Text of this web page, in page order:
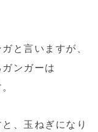
と言いますが、
ンガーは
、玉ねぎになり